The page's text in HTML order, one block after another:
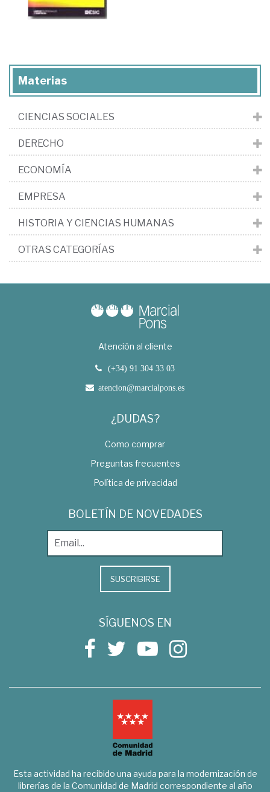
Materias
CIENCIAS SOCIALES
DERECHO
ECONOMÍA
EMPRESA
HISTORIA Y CIENCIAS HUMANAS
OTRAS CATEGORÍAS
Atención al cliente
(+34) 91 304 33 03
atencion@marcialpons.es
¿DUDAS?
Como comprar
Preguntas frecuentes
Política de privacidad
BOLETÍN DE NOVEDADES
SUSCRIBIRSE
SÍGUENOS EN
Esta actividad ha recibido una ayuda para la modernización de
librerías de la Comunidad de Madrid correspondiente al año